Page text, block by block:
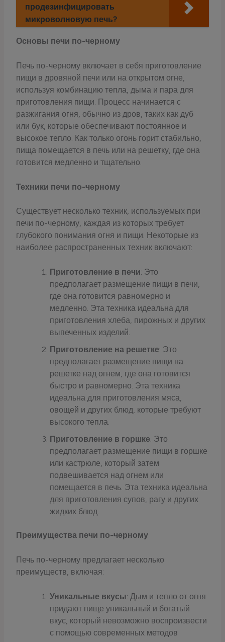
продезинфицировать
микроволновую печь?
Основы печи по-черному
Печь по-черному включает в себя приготовление
пищи в дровяной печи или на открытом огне,
используя комбинацию тепла, дыма и пара для
приготовления пищи. Процесс начинается с
разжигания огня, обычно из дров, таких как дуб
или бук, которые обеспечивают постоянное и
высокое тепло. Как только огонь горит стабильно,
пища помещается в печь или на решетку, где она
готовится медленно и тщательно.
Техники печи по-черному
Существует несколько техник, используемых при
печи по-черному, каждая из которых требует
глубокого понимания огня и пищи. Некоторые из
наиболее распространенных техник включают:
Приготовление в печи: Это
предполагает размещение пищи в печи,
где она готовится равномерно и
медленно. Эта техника идеальна для
приготовления хлеба, пирожных и других
выпеченных изделий.
Приготовление на решетке: Это
предполагает размещение пищи на
решетке над огнем, где она готовится
быстро и равномерно. Эта техника
идеальна для приготовления мяса,
овощей и других блюд, которые требуют
высокого тепла.
Приготовление в горшке: Это
предполагает размещение пищи в горшке
или кастрюле, который затем
подвешивается над огнем или
помещается в печь. Эта техника идеальна
для приготовления супов, рагу и других
жидких блюд.
Преимущества печи по-черному
Печь по-черному предлагает несколько
преимуществ, включая:
Уникальные вкусы: Дым и тепло от огня
придают пище уникальный и богатый
вкус, который невозможно воспроизвести
с помощью современных методов